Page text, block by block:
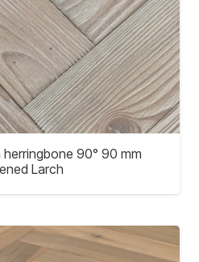
herringbone 90° 90 mm
Larch